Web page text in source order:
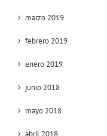
marzo 2019
febrero 2019
enero 2019
junio 2018
mayo 2018
abril 2018